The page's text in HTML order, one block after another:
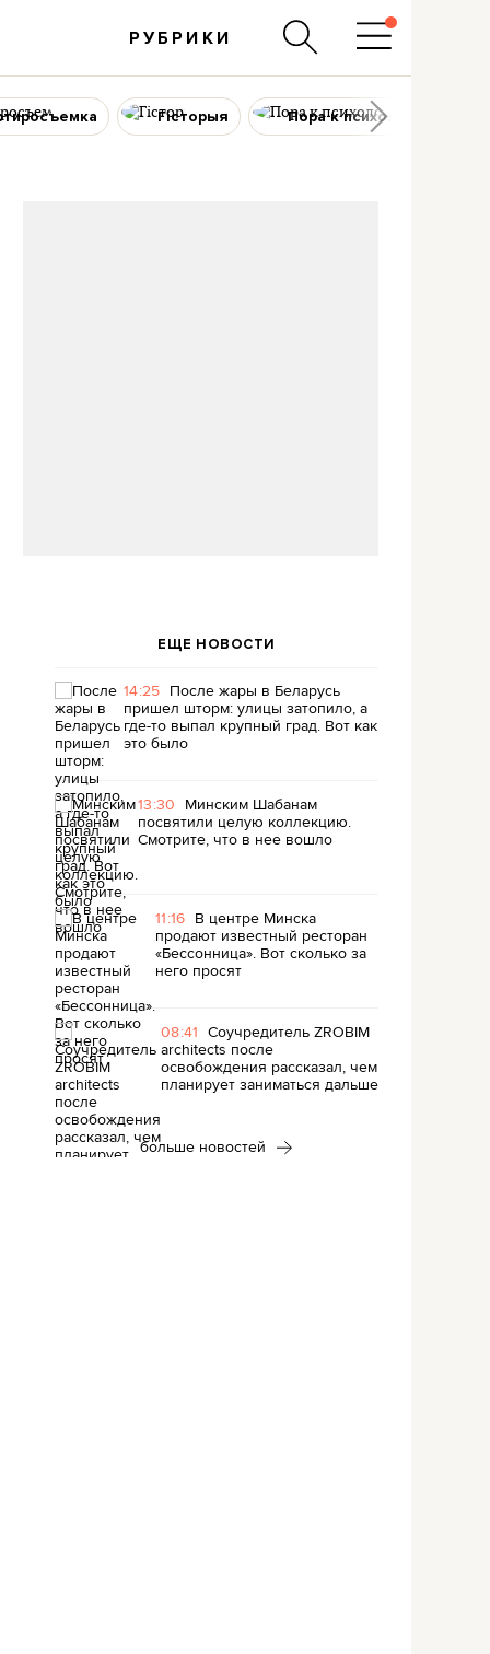
РУБРИКИ
Гісторыя Пора к психологу
ЕЩЕ НОВОСТИ
14:25 После жары в Беларусь
пришел шторм: улицы затопило, а
где-то выпал крупный град. Вот как
это было
13:30 Минским Шабанам
посвятили целую коллекцию.
Смотрите, что в нее вошло
11:16 В центре Минска
продают известный ресторан
«Бессонница». Вот сколько за
него просят
08:41 Соучредитель ZROBIM
architects после
освобождения рассказал, чем
планирует заниматься дальше
больше новостей